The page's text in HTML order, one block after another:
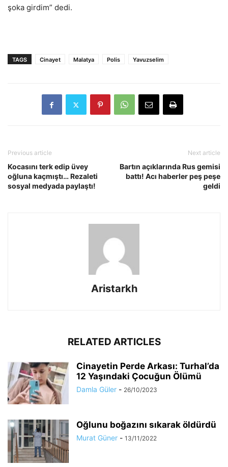
şoka girdim” dedi.
TAGS Cinayet Malatya Polis Yavuzselim
Previous article
Kocasını terk edip üvey
oğluna kaçmıştı… Rezaleti
sosyal medyada paylaştı!
Next article
Bartın açıklarında Rus gemisi
battı! Acı haberler peş peşe
geldi
Aristarkh
RELATED ARTICLES
Cinayetin Perde Arkası: Turhal’da
12 Yaşındaki Çocuğun Ölümü
Damla Güler - 26/10/2023
Oğlunu boğazını sıkarak öldürdü
Murat Güner - 13/11/2022